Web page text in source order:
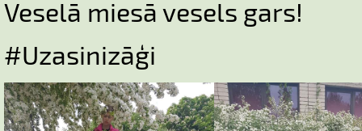
Veselā miesā vesels gars!
#Uzasinizāģi